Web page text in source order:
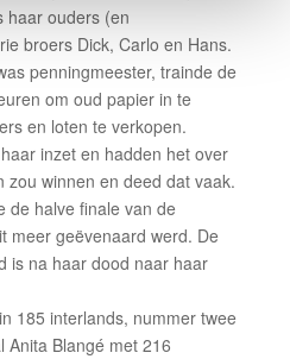
haar ouders (en
broers Dick, Carlo en Hans.
penningmeester, trainde de
om oud papier in te
en loten te verkopen.
inzet en hadden het over
zou winnen en deed dat vaak.
de halve finale van de
meer geëvenaard werd. De
is na haar dood naar haar
185 interlands, nummer twee
Anita Blangé met 216